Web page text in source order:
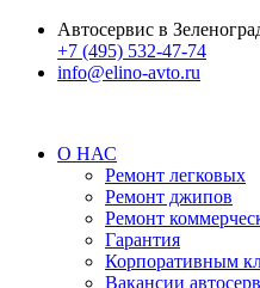
Автосервис в
+7 (495) 532-47-74
info@elino-avto.ru
О НАС
Ремонт легковых
Ремонт джипов
Ремонт
Гарантия
Корпоративным
Вакансии